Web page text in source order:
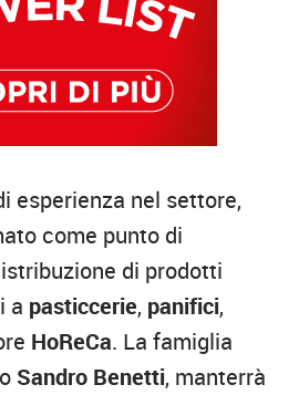
esperienza nel settore,
come punto di
di prodotti
a pasticcerie, panifici,
HoReCa. La famiglia
Sandro Benetti, manterrà